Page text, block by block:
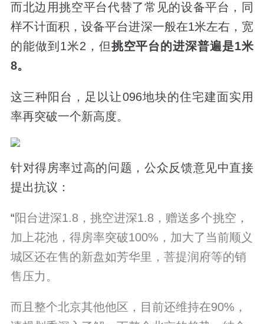
而北边用挑空平台代替了常见的设备平台，同
样不计面积，设备平台进深一般在1米左右，宽
的能做到1米2，但挑空平台的进深普遍是1米
8。
这三种阳台，足以让096地块的住宅建面实用
率再突破一个新高度。
针对得房率过高的问题，公众反馈意见中直接
提出抗议：
“阳台进深1.8，挑空进深1.8，赠送多个挑空，
加上花池，得房率突破100%，加大了当前顺义
城区还在售的新盘如芳华里，菩提润府等的销
售压力。
而且整个北京其他他区，目前还维持在90%，